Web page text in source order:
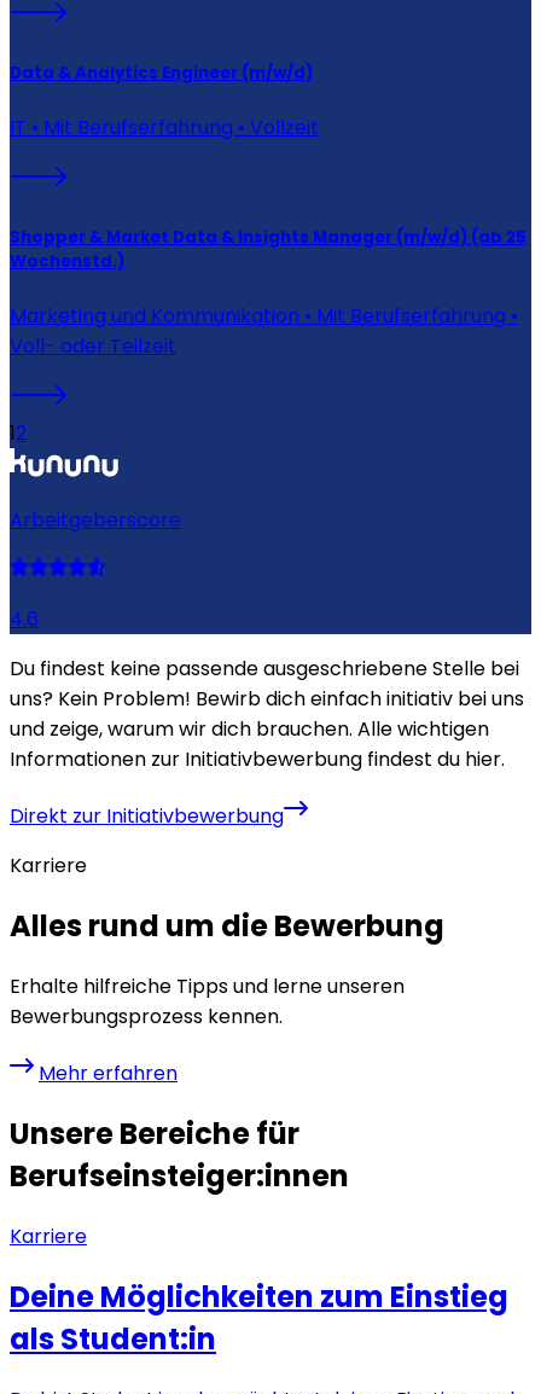
Data & Analytics Engineer (m/w/d)
IT • Mit Berufserfahrung • Vollzeit
Shopper & Market Data & Insights Manager (m/w/d) (ab 25
Wochenstd.)
Marketing und Kommunikation • Mit Berufserfahrung •
Voll- oder Teilzeit
12
Arbeitgeberscore
4.6
Du findest keine passende ausgeschriebene Stelle bei
uns? Kein Problem! Bewirb dich einfach initiativ bei uns
und zeige, warum wir dich brauchen. Alle wichtigen
Informationen zur Initiativbewerbung findest du hier.
Direkt zur Initiativbewerbung
Karriere
Alles rund um die Bewerbung
Erhalte hilfreiche Tipps und lerne unseren
Bewerbungsprozess kennen.
Mehr erfahren
Unsere Bereiche für
Berufseinsteiger:innen
Karriere
Deine Möglichkeiten zum Einstieg
als Student:in